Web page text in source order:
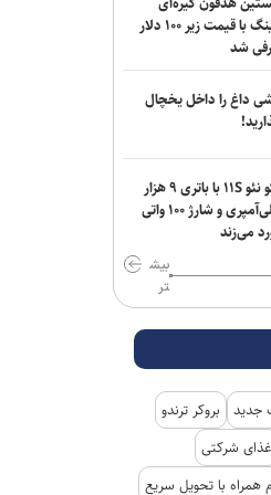
مستعفی خبر داد
کتاب گشوده تاریخ
و تمدن است
به اردوگاه
باز شدن مسیر دوم
ناتینگ با قیمت زیر ۱۰۰ دلار
شد
داغ را داخل یخچال
آیکو نئو ۱۱S با باتری ۹ هزار
میلی‌آمپری و شارژ ۱۰۰ واتی
می‌زند
بیش
تر
جدید
بروکر ترندو
غذای شرکتی
همراه با تحویل سریع